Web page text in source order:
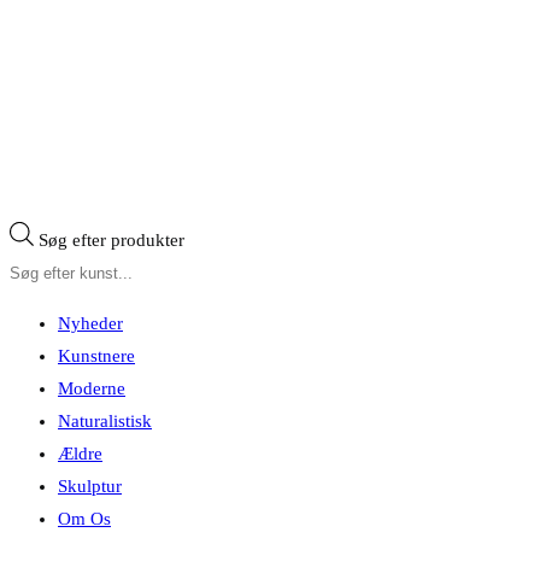
Søg efter produkter
Nyheder
Kunstnere
Moderne
Naturalistisk
Ældre
Skulptur
Om Os